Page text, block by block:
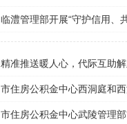
临澧管理部开展“守护信用、
精准推送暖人心，代际互助
市住房公积金中心西洞庭和
市住房公积金中心武陵管理